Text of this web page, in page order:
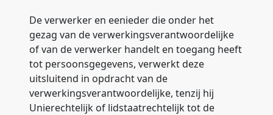
De verwerker en eenieder die onder het
gezag van de verwerkingsverantwoordelijke
of van de verwerker handelt en toegang heeft
tot persoonsgegevens, verwerkt deze
uitsluitend in opdracht van de
verwerkingsverantwoordelijke, tenzij hij
Unierechtelijk of lidstaatrechtelijk tot de